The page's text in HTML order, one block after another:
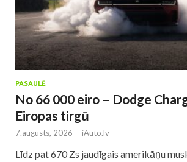
PASAULĒ
No 66 000 eiro – Dodge
Eiropas tirgū
7.augusts, 2026 - iAuto.lv
Līdz pat 670 Zs jaudīgais amerikāņu